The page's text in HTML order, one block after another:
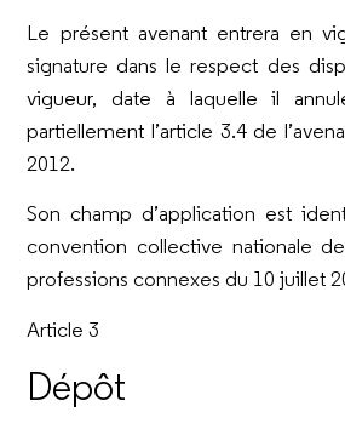
Le présent avenant entrera en
signature dans le respect des
vigueur, date à laquelle il
partiellement l’article 3.4 de
2012.
Son champ d’application est
convention collective nationale
professions connexes du 10 juillet
Article 3
Dépôt